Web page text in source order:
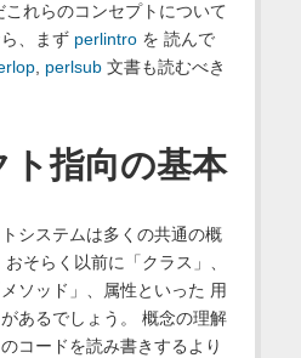
れらのコンセプトについて
、まず perlintroを 読んで
, perlsub文書も読むべき
ト指向の基本
システムは多くの共通の概
そらく以前に「クラス」、
ソッド」、属性といった 用
あるでしょう。 概念の理解
コードを読み書きするより